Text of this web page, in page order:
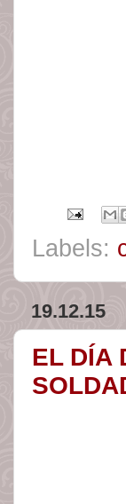
Labels:
19.12.15
EL DÍA